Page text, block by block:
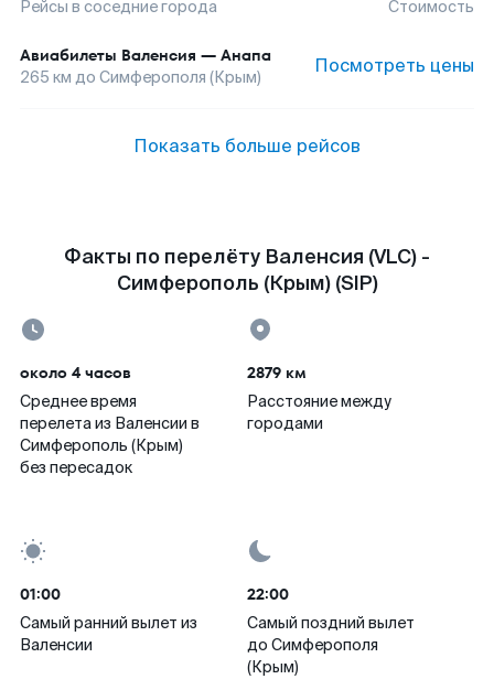
Рейсы в соседние города Стоимость
Авиабилеты Валенсия — Анапа
265 км до Симферополя (Крым) Посмотреть цены
Показать больше рейсов
Факты по перелёту Валенсия (VLC) -
Симферополь (Крым) (SIP)
около 4 часов
Среднее время
перелета из Валенсии в
Симферополь (Крым)
без пересадок
2879 км
Расстояние между
городами
01:00
Самый ранний вылет из
Валенсии
22:00
Самый поздний вылет
до Симферополя
(Крым)